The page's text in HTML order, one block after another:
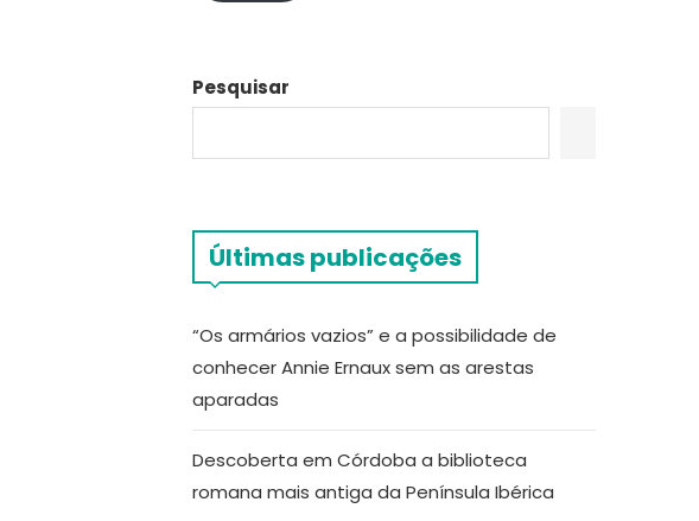
Pesquisar
Últimas publicações
“Os armários vazios” e a possibilidade de
conhecer Annie Ernaux sem as arestas
aparadas
Descoberta em Córdoba a biblioteca
romana mais antiga da Península Ibérica